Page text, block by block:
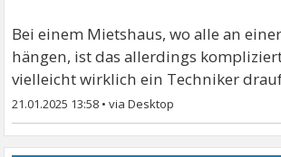
Bei einem Mietshaus, wo alle an
hängen, ist das allerdings
vielleicht wirklich ein Techniker
21.01.2025 13:58 •